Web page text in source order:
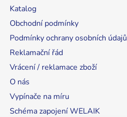
Katalog
Obchodní podmínky
Podmínky ochrany osobních údajů
Reklamační řád
Vrácení / reklamace zboží
O nás
Vypínače na míru
Schéma zapojení WELAIK